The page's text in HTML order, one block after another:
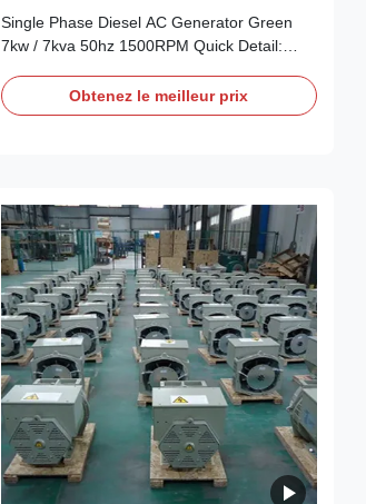
Single Phase Diesel AC Generator Green
7kw / 7kva 50hz 1500RPM Quick Detail:
According to the international standard color
card Feature AC brushless synchronous
Prov ,China making alternators Output Type
AC Single Phase diesel generator Terminal
12 / 6 Wire Rated Voltage 110-240V
Frequency 50HZ Speed 1500RPM Mounting
Obtenez le meilleur prix